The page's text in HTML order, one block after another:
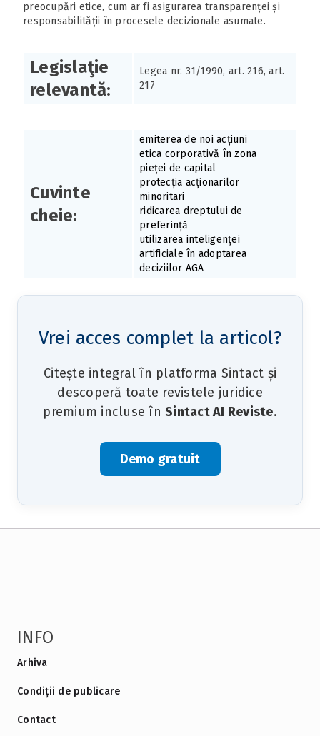
preocupări etice, cum ar fi asigurarea transparenței și
responsabilității în procesele decizionale asumate.
Legislaţie
relevantă:
Legea nr. 31/1990, art. 216, art.
217
Cuvinte
cheie:
emiterea de noi acțiuni
etica corporativă în zona
pieței de capital
protecția acționarilor
minoritari
ridicarea dreptului de
preferință
utilizarea inteligenței
artificiale în adoptarea
deciziilor AGA
Vrei acces complet la articol?
Citește integral în platforma Sintact și
descoperă toate revistele juridice
premium incluse în Sintact AI Reviste.
Demo gratuit
INFO
Arhiva
Condiții de publicare
Contact